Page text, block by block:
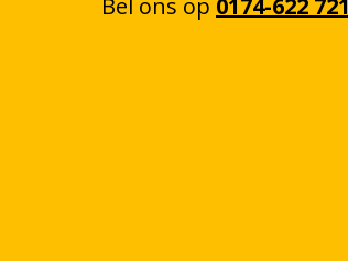
Bel ons op 0174-622 721